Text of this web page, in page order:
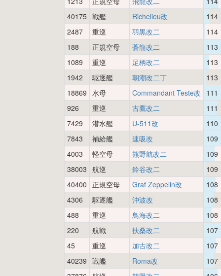
40175 戦艦 Richelieu改
114
2487
重巡 羽黒改二
114
188
正規空母 蒼龍改二
113
1089
重巡 足柄改二
113
1942
駆逐艦 朝潮改二丁
113
18869 水母 Commandant Teste改
111
926
重巡 古鷹改二
111
7429
潜水艦 U-511改
110
7843
補給艦 速吸改
109
4003
軽空母 熊野航改二
109
38003 航巡 鈴谷改二
109
40400 正規空母 Graf Zeppelin改
108
4306
駆逐艦 沖波改
108
488
重巡 鳥海改二
108
220
航戦 扶桑改二
107
45
重巡 加古改二
107
40239 戦艦 Roma改
107